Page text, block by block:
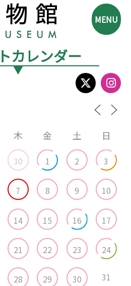
MENU
カレンダー
▼
木 金 土 日
30 1 2 3
7 8 9 10
14 15 16 17
21 22 23 24
28 29 30 31